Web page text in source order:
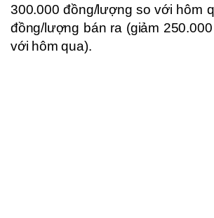
300.000 đồng/lượng so với hôm
đồng/lượng bán ra (giảm
với hôm qua).